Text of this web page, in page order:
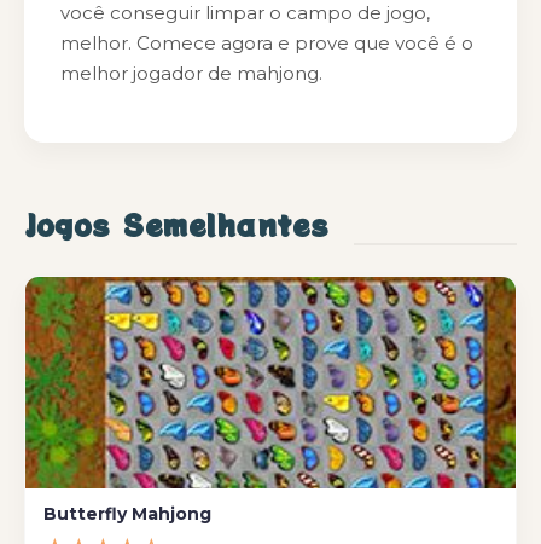
você conseguir limpar o campo de jogo,
melhor. Comece agora e prove que você é o
melhor jogador de mahjong.
Jogos Semelhantes
Butterfly Mahjong